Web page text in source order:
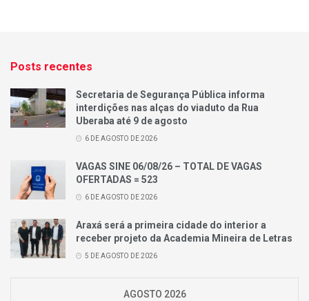
Posts recentes
Secretaria de Segurança Pública informa
interdições nas alças do viaduto da Rua
Uberaba até 9 de agosto
6 DE AGOSTO DE 2026
VAGAS SINE 06/08/26 – TOTAL DE VAGAS
OFERTADAS = 523
6 DE AGOSTO DE 2026
Araxá será a primeira cidade do interior a
receber projeto da Academia Mineira de Letras
5 DE AGOSTO DE 2026
AGOSTO 2026